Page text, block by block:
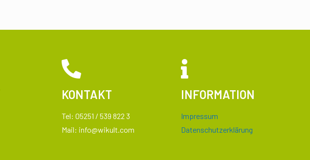
KONTAKT
Tel: 05251 / 539 822 3
Mail: info@wikult.com
INFORMATION
Impressum
Datenschutzerklärung